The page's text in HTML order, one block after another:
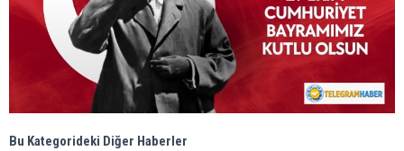
Bu Kategorideki Diğer Haberler